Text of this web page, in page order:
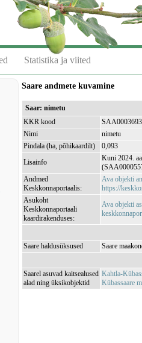
Statistika ja viited
Saare andmete kuvamine
Saar: nimetu
KKR kood
SAA0003693
Nimi
nimetu
Pindala (ha, põhikaardilt)
0,093
Lisainfo
Kuni 2024.
Andmed
Keskkonnaportaalis:
Ava objekti
https://
Asukoht
Keskkonnaportaali
kaardirakenduses:
Ava objekti
Saare haldusüksused Saare
Saarel asuvad kaitsealused
alad ning üksikobjektid
Kahtla-
Kübassaare